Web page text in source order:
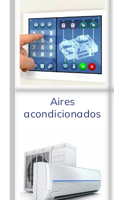
Aires
acondicionados